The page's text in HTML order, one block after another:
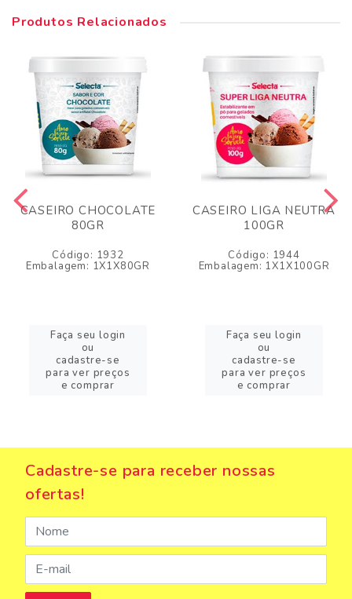
Produtos Relacionados
CASEIRO CHOCOLATE
80GR
Código: 1932
Embalagem: 1X1X80GR
Faça seu login
ou
cadastre-se
para ver preços
e comprar
CASEIRO LIGA NEUTRA
100GR
Código: 1944
Embalagem: 1X1X100GR
Faça seu login
ou
cadastre-se
para ver preços
e comprar
Cadastre-se para receber nossas
ofertas!